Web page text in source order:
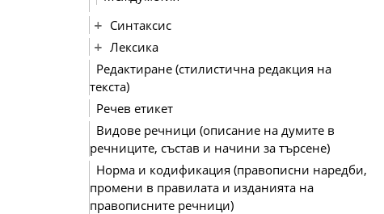
Синтаксис
Лексика
Редактиране (стилистична редакция на
текста)
Речев етикет
Видове речници (описание на думите в
речниците, състав и начини за търсене)
Норма и кодификация (правописни наредби,
промени в правилата и изданията на
правописните речници)